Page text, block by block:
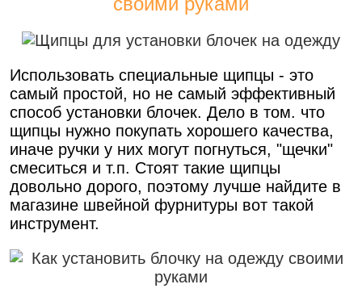
Использовать специальные щипцы - это
самый простой, но не самый эффективный
способ установки блочек. Дело в том. что
щипцы нужно покупать хорошего качества,
иначе ручки у них могут погнуться, "щечки"
смеситься и т.п. Стоят такие щипцы
довольно дорого, поэтому лучше найдите в
магазине швейной фурнитуры вот такой
инструмент.